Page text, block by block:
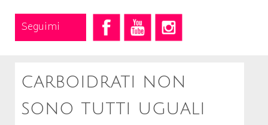
Seguimi
carboidrati non
sono tutti uguali